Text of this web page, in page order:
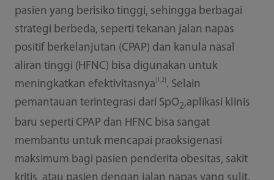
pasien yang berisiko tinggi, sehingga berbagai
strategi berbeda, seperti tekanan jalan napas
positif berkelanjutan (CPAP) dan kanula nasal
aliran tinggi (HFNC) bisa digunakan untuk
meningkatkan efektivitasnya [1,2] . Selain
pemantauan terintegrasi dari SpO2,aplikasi klinis
baru seperti CPAP dan HFNC bisa sangat
membantu untuk mencapai praoksigenasi
maksimum bagi pasien penderita obesitas, sakit